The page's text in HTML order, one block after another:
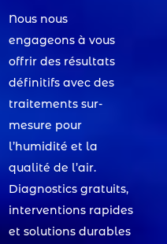
Problème détecté,
problème réglé !
Condensation,
tâches et
moisissures, Thomé
Humidité a la
solution pour
chaque souci
d’humidité.
Nous nous
engageons à vous
offrir des résultats
définitifs avec des
traitements sur-
mesure pour
l’humidité et la
qualité de l’air.
Diagnostics gratuits,
interventions rapides
et solutions durables